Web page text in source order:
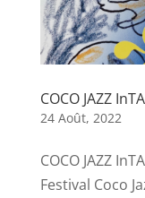
COCO JAZZ
24 Août, 2022
COCO JAZZ
Festival Coco